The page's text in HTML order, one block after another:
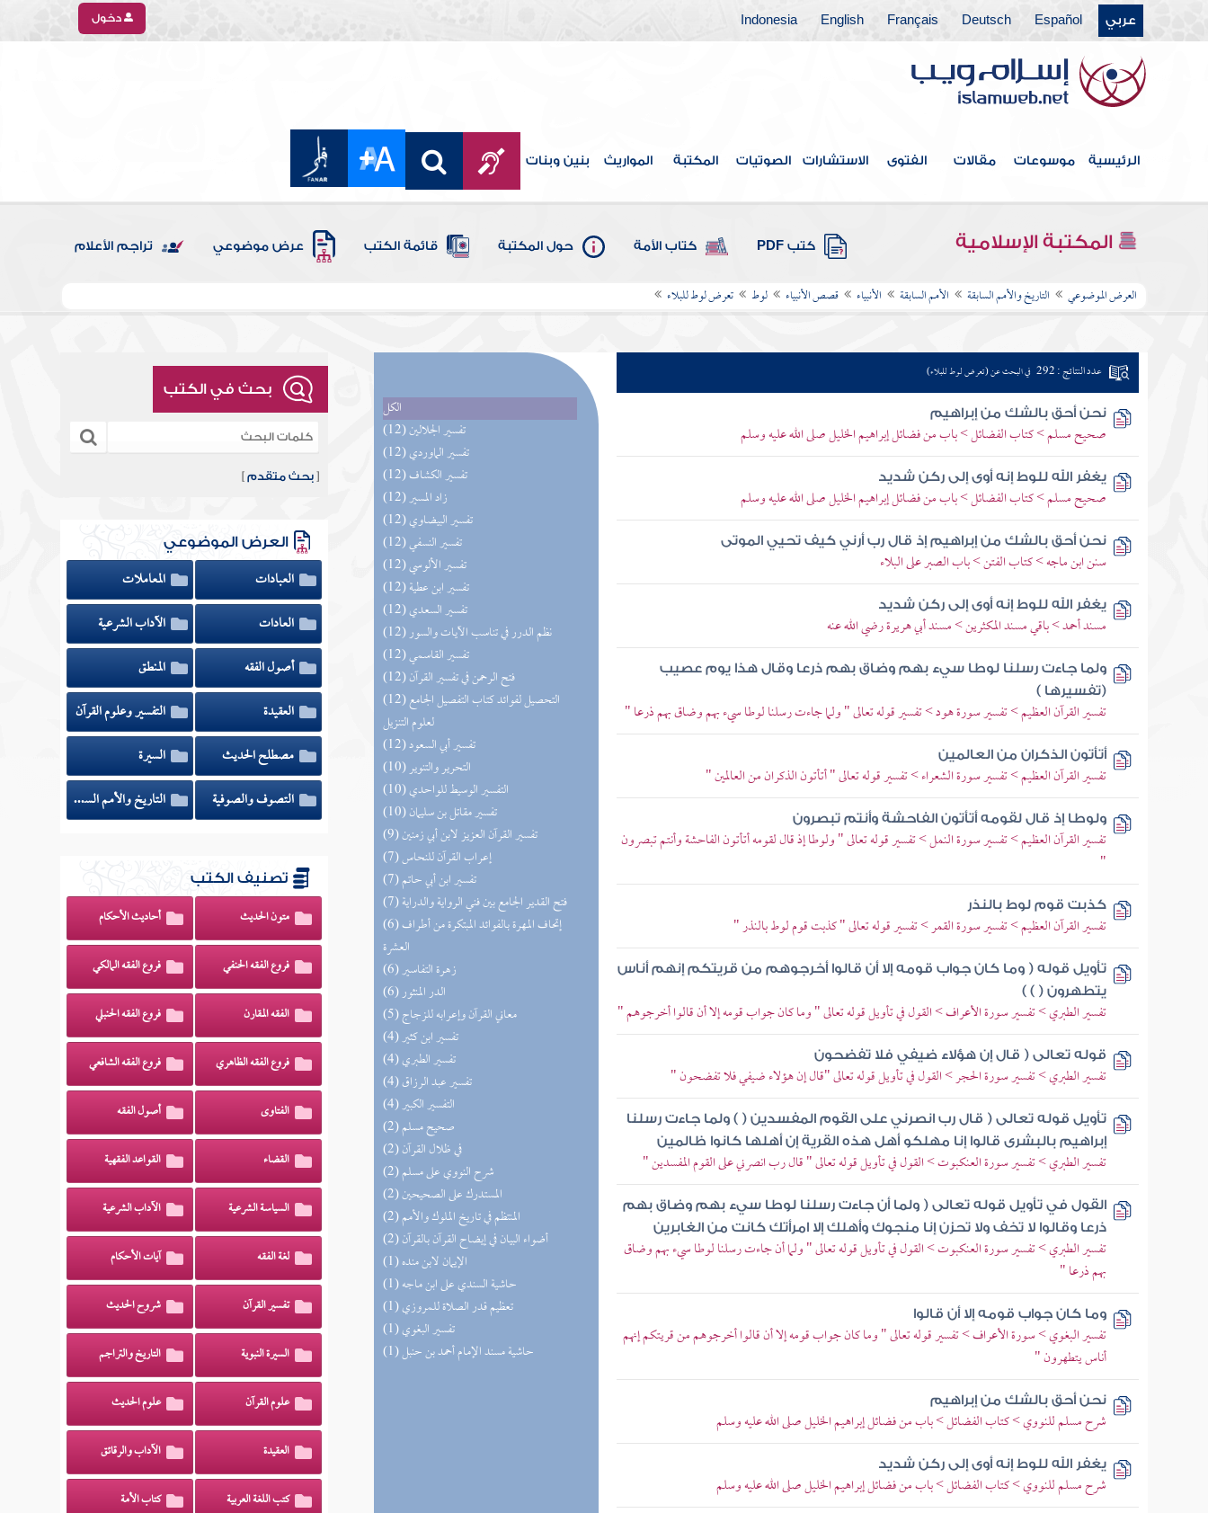
عربي Español
Deutsch
Français
English
Indonesia دخول
الرئيسية موسوعات مقالات الفتوى الاستشارات الصوتيات المكتبة المواريث بنين وبنات
المكتبة الإسلامية كتب PDF كتاب الأمة حول المكتبة قائمة الكتب عرض موضوعي تراجم الأعلام
العرض الموضوعي التاريخ والأمم السابقة الأمم السابقة الأنبياء قصص الأنبياء لوط تعرض لوط للبلاء
الكل
(12) تفسير الجلالين
(12) تفسير الماوردي
(12) تفسير الكشاف
(12) زاد المسير
(12) تفسير البيضاوي
(12) تفسير النسفي
(12) تفسير الألوسي
(12) تفسير ابن عطية
(12) تفسير السعدي
(12) نظم الدرر في تناسب الآيات والسور
(12) تفسير القاسمي
(12) فتح الرحمن في تفسير القرآن
(12) التحصيل لفوائد كتاب التفصيل الجامع
لعلوم التنزيل
(12) تفسير أبي السعود
(10) التحرير والتنوير
(10) التفسير الوسيط للواحدي
(10) تفسير مقاتل بن سليمان
(9) تفسير القرآن العزيز لابن أبي زمنين
(7) إعراب القرآن للنحاس
(7) تفسير ابن أبي حاتم
(7) فتح القدير الجامع بين فني الرواية والدراية
(6) إتحاف المهرة بالفوائد المبتكرة من أطراف
العشرة
(6) زهرة التفاسير
(6) الدر المنثور
(5) معاني القرآن وإعرابه للزجاج
(4) تفسير ابن كثير
(4) تفسير الطبري
(4) تفسير عبد الرزاق
(4) التفسير الكبير
(2) صحيح مسلم
(2) في ظلال القرآن
(2) شرح النووي على مسلم
(2) المستدرك على الصحيحين
(2) المنتظم في تاريخ الملوك والأمم
(2) أضواء البيان في إيضاح القرآن بالقرآن
(1) الإيمان لابن منده
(1) حاشية السندي على ابن ماجه
(1) تعظيم قدر الصلاة للمروزي
(1) تفسير البغوي
(1) حاشية مسند الإمام أحمد بن حنبل
عدد النتائج : 292 في البحث عن (تعرض لوط للبلاء)
نحن أحق بالشك من إبراهيم
صحيح مسلم > كتاب الفضائل > باب من فضائل إبراهيم الخليل صلى الله عليه وسلم
يغفر الله للوط إنه أوى إلى ركن شديد
صحيح مسلم > كتاب الفضائل > باب من فضائل إبراهيم الخليل صلى الله عليه وسلم
نحن أحق بالشك من إبراهيم إذ قال رب أرني كيف تحيي الموتى
سنن ابن ماجه > كتاب الفتن > باب الصبر على البلاء
يغفر الله للوط إنه أوى إلى ركن شديد
مسند أحمد > باقي مسند المكثرين > مسند أبي هريرة رضي الله عنه
ولما جاءت رسلنا لوطا سيء بهم وضاق بهم ذرعا وقال هذا يوم عصيب
(تفسيرها )
تفسير القرآن العظيم > تفسير سورة هود > تفسير قوله تعالى " ولما جاءت رسلنا لوطا سيء بهم وضاق بهم ذرعا "
أتأتون الذكران من العالمين
تفسير القرآن العظيم > تفسير سورة الشعراء > تفسير قوله تعالى " أتأتون الذكران من العالمين "
ولوطا إذ قال لقومه أتأتون الفاحشة وأنتم تبصرون
تفسير القرآن العظيم > تفسير سورة النمل > تفسير قوله تعالى " ولوطا إذ قال لقومه أتأتون الفاحشة وأنتم تبصرون
"
كذبت قوم لوط بالنذر
تفسير القرآن العظيم > تفسير سورة القمر > تفسير قوله تعالى " كذبت قوم لوط بالنذر "
تأويل قوله ( وما كان جواب قومه إلا أن قالوا أخرجوهم من قريتكم إنهم أناس
يتطهرون ( ) )
تفسير الطبري > تفسير سورة الأعراف > القول في تأويل قوله تعالى " وما كان جواب قومه إلا أن قالوا أخرجوهم "
قوله تعالى ( قال إن هؤلاء ضيفي فلا تفضحون
تفسير الطبري > تفسير سورة الحجر > القول في تأويل قوله تعالى "قال إن هؤلاء ضيفي فلا تفضحون "
تأويل قوله تعالى ( قال رب انصرني على القوم المفسدين ( ) ولما جاءت رسلنا
إبراهيم بالبشرى قالوا إنا مهلكو أهل هذه القرية إن أهلها كانوا ظالمين
تفسير الطبري > تفسير سورة العنكبوت > القول في تأويل قوله تعالى " قال رب انصرني على القوم المفسدين "
القول في تأويل قوله تعالى ( ولما أن جاءت رسلنا لوطا سيء بهم وضاق بهم
ذرعا وقالوا لا تخف ولا تحزن إنا منجوك وأهلك إلا امرأتك كانت من الغابرين
تفسير الطبري > تفسير سورة العنكبوت > القول في تأويل قوله تعالى " ولما أن جاءت رسلنا لوطا سيء بهم وضاق
بهم ذرعا "
وما كان جواب قومه إلا أن قالوا
تفسير البغوي > سورة الأعراف > تفسير قوله تعالى " وما كان جواب قومه إلا أن قالوا أخرجوهم من قريتكم إنهم
أناس يتطهرون "
نحن أحق بالشك من إبراهيم
شرح مسلم للنووي > كتاب الفضائل > باب من فضائل إبراهيم الخليل صلى الله عليه وسلم
يغفر الله للوط إنه أوى إلى ركن شديد
شرح مسلم للنووي > كتاب الفضائل > باب من فضائل إبراهيم الخليل صلى الله عليه وسلم
بحث في الكتب
[بحث متقدم ]
العرض الموضوعي
العبادات
المعاملات
العادات
الآداب الشرعية
أصول الفقه
المنطق
العقيدة
التفسير وعلوم القرآن
مصطلح الحديث
السيرة
التصوف والصوفية
التاريخ والأمم السابقة
تصنيف الكتب
متون الحديث أحاديث الأحكام
فروع الفقه الحنفي فروع الفقه المالكي
الفقه المقارن فروع الفقه الحنبلي
فروع الفقه الظاهري فروع الفقه الشافعي
الفتاوى أصول الفقه
القضاء القواعد الفقهية
السياسة الشرعية الآداب الشرعية
لغة الفقه آيات الأحكام
تفسير القرآن شروح الحديث
السيرة النبوية التاريخ والتراجم
علوم القرآن علوم الحديث
العقيدة الآداب والرقائق
كتب اللغة العربية كتاب الأمة